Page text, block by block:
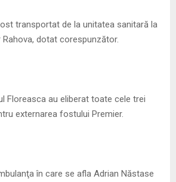
transportat de la unitatea sanitară la
dotat corespunzător.
Floreasca au eliberat toate cele trei
externarea fostului Premier.
în care se afla Adrian Năstase